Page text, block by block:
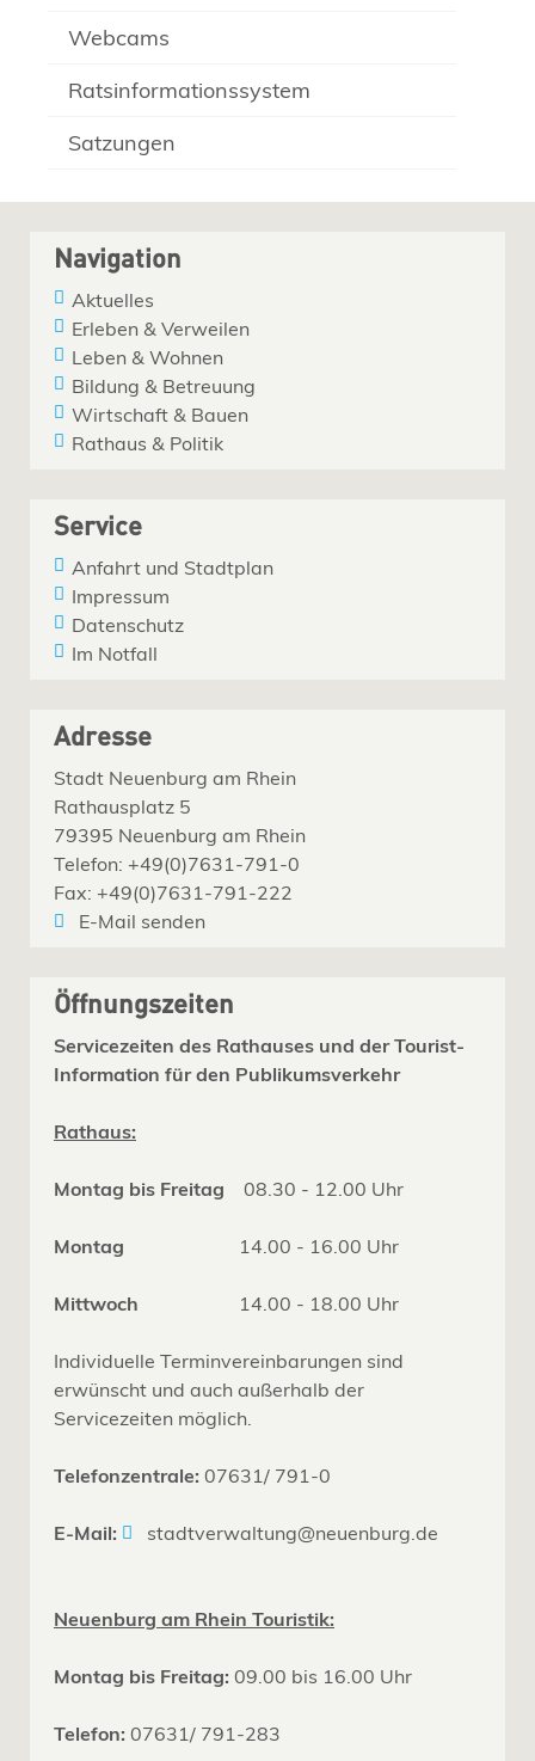
Webcams
Ratsinformationssystem
Satzungen
Navigation
Aktuelles
Erleben & Verweilen
Leben & Wohnen
Bildung & Betreuung
Wirtschaft & Bauen
Rathaus & Politik
Service
Anfahrt und Stadtplan
Impressum
Datenschutz
Im Notfall
Adresse
Stadt Neuenburg am Rhein
Rathausplatz 5
79395 Neuenburg am Rhein
Telefon: +49(0)7631-791-0
Fax: +49(0)7631-791-222
E-Mail senden
Öffnungszeiten
Servicezeiten des Rathauses und der Tourist-
Information für den Publikumsverkehr
Rathaus:
Montag bis Freitag 08.30 - 12.00 Uhr
Montag 14.00 - 16.00 Uhr
Mittwoch 14.00 - 18.00 Uhr
Individuelle Terminvereinbarungen sind
erwünscht und auch außerhalb der
Servicezeiten möglich.
Telefonzentrale: 07631/ 791-0
E-Mail: stadtverwaltung@neuenburg.de
Neuenburg am Rhein Touristik:
Montag bis Freitag: 09.00 bis 16.00 Uhr
Telefon: 07631/ 791-283